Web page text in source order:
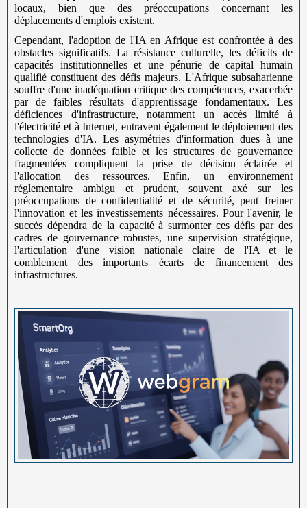
locaux, bien que des préoccupations concernant les
déplacements d'emplois existent.
Cependant, l'adoption de l'IA en Afrique est confrontée à des
obstacles significatifs. La résistance culturelle, les déficits de
capacités institutionnelles et une pénurie de capital humain
qualifié constituent des défis majeurs. L'Afrique subsaharienne
souffre d'une inadéquation critique des compétences, exacerbée
par de faibles résultats d'apprentissage fondamentaux. Les
déficiences d'infrastructure, notamment un accès limité à
l'électricité et à Internet, entravent également le déploiement des
technologies d'IA. Les asymétries d'information dues à une
collecte de données faible et les structures de gouvernance
fragmentées compliquent la prise de décision éclairée et
l'allocation des ressources. Enfin, un environnement
réglementaire ambigu et prudent, souvent axé sur les
préoccupations de confidentialité et de sécurité, peut freiner
l'innovation et les investissements nécessaires. Pour l'avenir, le
succès dépendra de la capacité à surmonter ces défis par des
cadres de gouvernance robustes, une supervision stratégique,
l'articulation d'une vision nationale claire de l'IA et le
comblement des importants écarts de financement des
infrastructures.